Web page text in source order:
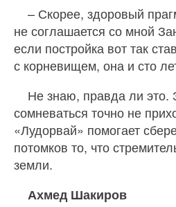
– Скорее, здоровый
не соглашается со мной
если постройка вот так
с корневищем, она и сто
Не знаю, правда ли это.
сомневаться точно не
«Лудорвай» помогает
потомков то, что
земли.
Ахмед Шакиров